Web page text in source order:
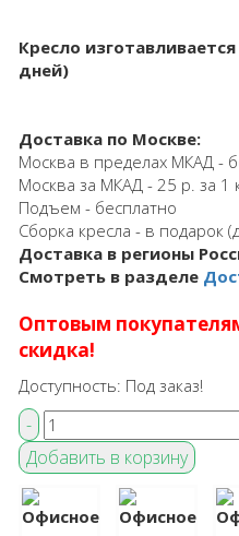
Кресло изготавливается
дней)
Доставка по Москве:
Москва в пределах МКАД -
Москва за МКАД - 25 р. за 1
Подъем - бесплатно
Сборка кресла - в подарок
Доставка в регионы
Смотреть в разделе
Оптовым
скидка!
Доступность: Под заказ!